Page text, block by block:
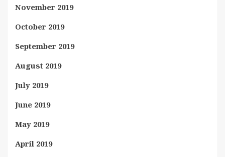
November 2019
October 2019
September 2019
August 2019
July 2019
June 2019
May 2019
April 2019